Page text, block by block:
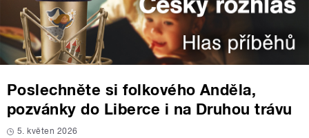
Poslechněte si folkového Anděla,
pozvánky do Liberce i na Druhou trávu
5. květen 2026